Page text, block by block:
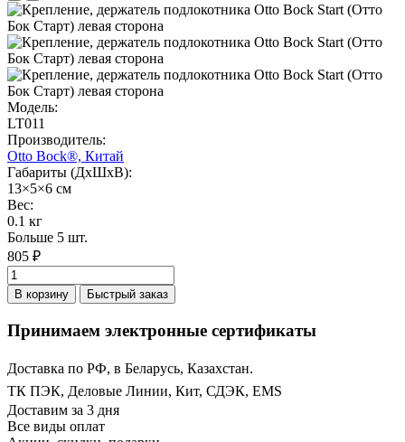
Модель:
LT011
Производитель:
Otto Bock®, Китай
Габариты (ДхШхВ):
13×5×6 см
Вес:
0.1 кг
Больше 5 шт.
805 ₽
В корзину Быстрый заказ
Принимаем электронные сертификаты
Доставка по РФ, в Беларусь, Казахстан.
ТК ПЭК, Деловые Линии, Кит, СДЭК, EMS
Доставим за 3 дня
Все виды оплат